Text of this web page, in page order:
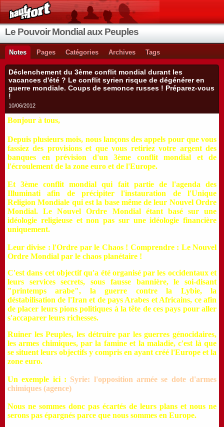
Le Pouvoir Mondial aux Peuples
Notes Pages Catégories Archives Tags
Déclenchement du 3ème conflit mondial durant les
vacances d'été ? Le conflit syrien risque de dégénérer en
guerre mondiale. Coups de semonce russes ! Préparez-vous
!
10/06/2012
Bonjour à tous,
Depuis plusieurs mois, nous lançons des appels pour que vous
fassiez des provisions et que vous retiriez votre argent des
banques en prévision d'un 3ème conflit mondial et de
l'écroulement de la zone euro et de l'Europe.
Et 3ème conflit mondial qui fait partie de l'agenda des
Illuminati afin de précipiter l'instauration de l'Unique
Religion Mondiale qui est la base même de leur Nouvel Ordre
Mondial. Le Nouvel Ordre Mondial étant basé sur une
idéologie religieuse et non pas sur une idéologie financière
uniquement.
Leur divise : l'Ordre par le Chaos ! Comprendre : Le Nouvel
Ordre Mondial par le chaos planétaire !
C'est dans cet objectif qu'a été organisé par les occidentaux et
leurs services secrets, sous fausse bannière, le soi-disant
"printemps arabe", la guerre contre la Lybie, la
déstabilisation de l'Iran et de pays Arabes et Africains, ce afin
de placer leurs pions politiques à la tête de ces pays pour aller
s'accaparer leurs richesses.
Ruiner les Peuples, les détruire par les guerres génocidaires,
les armes chimiques, par la famine et la maladie, c'est là que
se situent leurs objectifs y compris en ayant créé l'Europe et la
zone euro.
Un exemple ici : Syrie: l'opposition armée se dote d'armes
chimiques (agence)
Nous ne sommes donc pas écartés de leurs plans et nous ne
serons pas épargnés parce que nous sommes en Europe.